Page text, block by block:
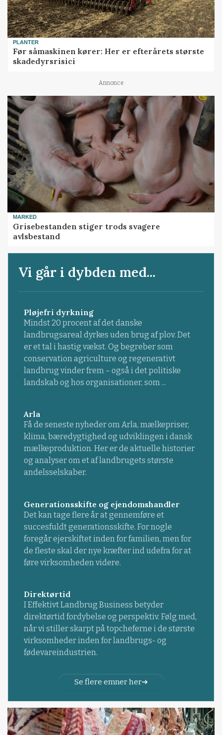
PLANTER
Før såmaskinen kører: Her er efterårets største
skadedyrsrisici
Annonce
MARKED
Grisebestanden stiger trods svagere
avlsbestand
Vi går i dybden med...
Pløjefri dyrkning
Mindst 20 procent af det danske
landbrugsareal dyrkes uden brug af plov. Det
er et tal i hastig vækst. Og begreber som
conservation agriculture og regenerativt
landbrug vinder frem – også i det politiske
landskab og hos organisationer, som ...
Arla
Få de seneste nyheder om Arla, mælkepriser,
klima, bæredygtighed og udviklingen i dansk
mælkeproduktion. Her er de aktuelle historier
og analyser om et af landbrugets største
andelsselskaber.
Generationsskifte og ejendomshandler
Det kan tage flere år at gennemføre et
succesfuldt generationsskifte. For nogle
foregår ejerskiftet inden for familien, men for
de fleste skal der nye kræfter ind udefra for at
føre virksomheden videre.
Direktørtid
I Effektivt Landbrug Business betyder
direktørtid fordybelse og perspektiv. Følg med,
når vi stiller skarpt på topcheferne i de største
virksomheder inden for landbrugs- og
fødevareindustrien.
Se flere emner her